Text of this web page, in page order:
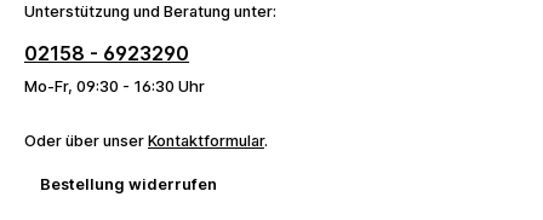
Unterstützung und Beratung unter:
02158 - 6923290
Mo-Fr, 09:30 - 16:30 Uhr
Oder über unser Kontaktformular.
Bestellung widerrufen